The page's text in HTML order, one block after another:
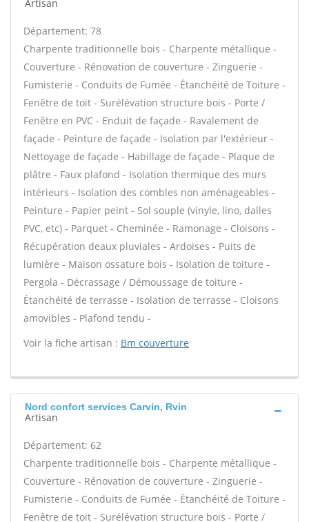
Artisan
Département: 78
Charpente traditionnelle bois - Charpente métallique -
Couverture - Rénovation de couverture - Zinguerie -
Fumisterie - Conduits de Fumée - Étanchéité de Toiture -
Fenêtre de toit - Surélévation structure bois - Porte /
Fenêtre en PVC - Enduit de façade - Ravalement de
façade - Peinture de façade - Isolation par l'extérieur -
Nettoyage de façade - Habillage de façade - Plaque de
plâtre - Faux plafond - Isolation thermique des murs
intérieurs - Isolation des combles non aménageables -
Peinture - Papier peint - Sol souple (vinyle, lino, dalles
PVC, etc) - Parquet - Cheminée - Ramonage - Cloisons -
Récupération deaux pluviales - Ardoises - Puits de
lumière - Maison ossature bois - Isolation de toiture -
Pergola - Décrassage / Démoussage de toiture -
Étanchéité de terrasse - Isolation de terrasse - Cloisons
amovibles - Plafond tendu -
Voir la fiche artisan : Bm couverture
Nord confort services Carvin, Rvin
Artisan
Département: 62
Charpente traditionnelle bois - Charpente métallique -
Couverture - Rénovation de couverture - Zinguerie -
Fumisterie - Conduits de Fumée - Étanchéité de Toiture -
Fenêtre de toit - Surélévation structure bois - Porte /